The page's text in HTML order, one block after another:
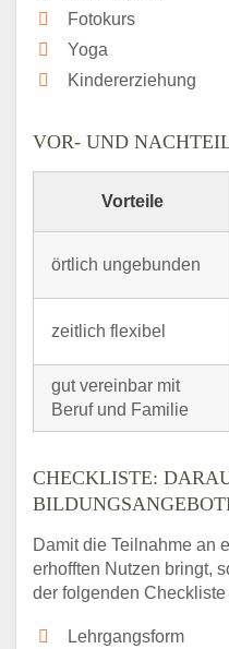
Fotokurs
Yoga
Kindererziehung
VOR- UND
Vorteile
örtlich ungebunden
zeitlich flexibel
gut vereinbar mit
Beruf und Familie
CHECKLISTE:
Damit die Teilnahme an
erhofften Nutzen bringt,
der folgenden
Lehrgangsform